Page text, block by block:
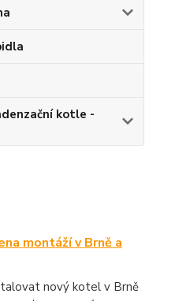
kotle -
montáží v Brně a
nový kotel v Brně